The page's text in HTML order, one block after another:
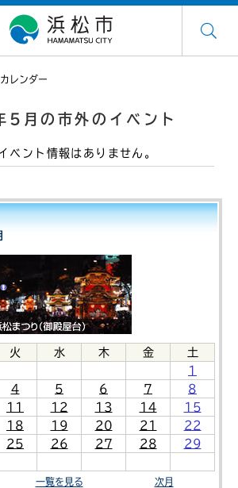
レンダー
火 水 木 金
土
1
4 5 6 7
8
11 12 13 14
15
18 19 20 21
22
25 26 27 28
29
一覧を見る 次月
月の市外のイベント
ント情報はありません。